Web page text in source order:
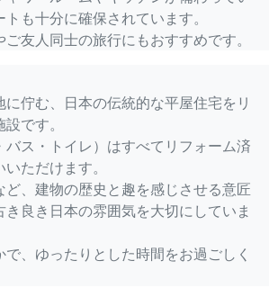
も十分に確保されています。
友人同士の旅行にもおすすめです。
佇む、日本の伝統的な平屋住宅をリ
です。
ス・トイレ）はすべてリフォーム済
ただけます。
、建物の歴史と趣を感じさせる意匠
良き日本の雰囲気を大切にしていま
、ゆったりとした時間をお過ごしく